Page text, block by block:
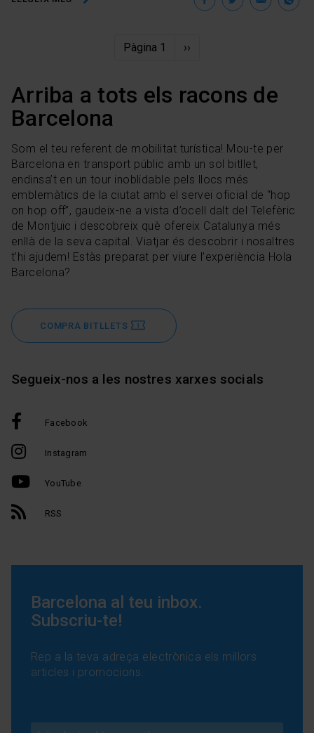
En qualsevol moment de la navegació en aquest web,
Paginació
Pàgina 1
Pàgina
››
Arriba a tots els racons de
Barcelona
Som el teu referent de mobilitat turística! Mou-te per
Barcelona en transport públic amb un sol bitllet,
endinsa’t en un tour inoblidable pels llocs més
emblemàtics de la ciutat amb el servei oficial de “hop
on hop off”, gaudeix-ne a vista d’ocell dalt del Telefèric
de Montjuïc i descobreix què ofereix Catalunya més
enllà de la seva capital. Viatjar és descobrir i nosaltres
t’hi ajudem! Estàs preparat per viure l’experiència Hola
Barcelona?
COMPRA BITLLETS
Segueix-nos a les nostres xarxes socials
Facebook
Instagram
YouTube
RSS
Barcelona al teu inbox.
Subscriu-te!
Rep a la teva adreça electrònica els millors
articles i promocions: